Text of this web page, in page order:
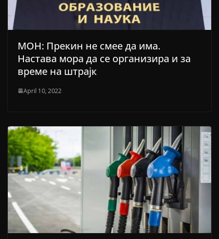
МОН: Прекин не смее да има.
Настава мора да се организира и за
време на штрајк
April 10, 2022